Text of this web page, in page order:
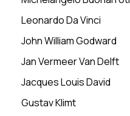
Leonardo Da Vinci
John William Godward
Jan Vermeer Van Delft
Jacques Louis David
Gustav Klimt